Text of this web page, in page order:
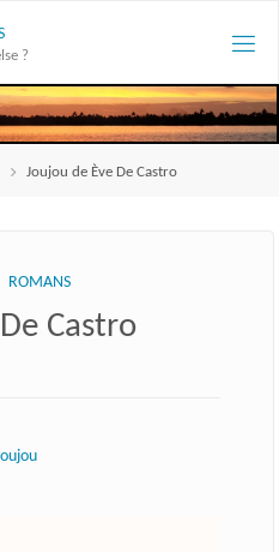
?
Joujou de Ève De Castro
ROMANS
Castro